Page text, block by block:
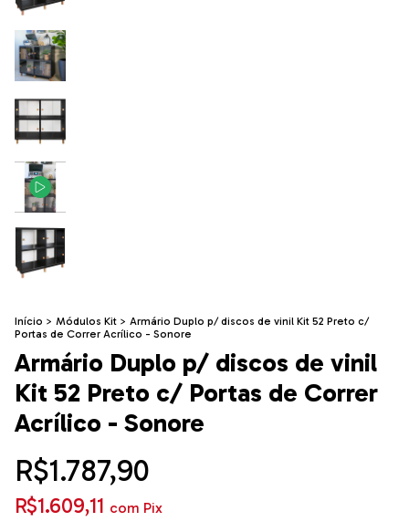
Início > Módulos Kit > Armário Duplo p/ discos de vinil Kit 52 Preto c/
Portas de Correr Acrílico - Sonore
Armário Duplo p/ discos de vinil
Kit 52 Preto c/ Portas de Correr
Acrílico - Sonore
R$1.787,90
R$1.609,11 com Pix